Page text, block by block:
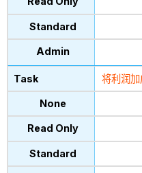
将利润